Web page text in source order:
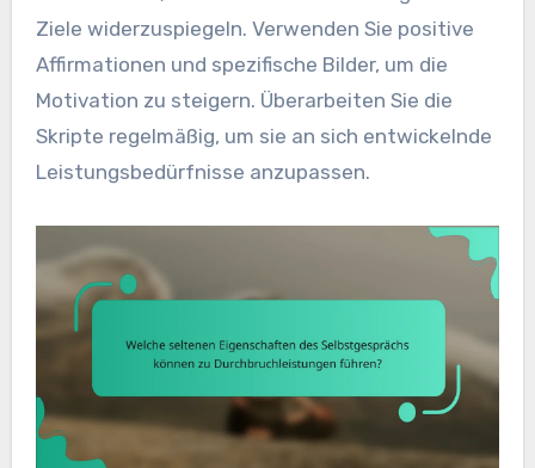
Ziele widerzuspiegeln. Verwenden Sie positive
Affirmationen und spezifische Bilder, um die
Motivation zu steigern. Überarbeiten Sie die
Skripte regelmäßig, um sie an sich entwickelnde
Leistungsbedürfnisse anzupassen.